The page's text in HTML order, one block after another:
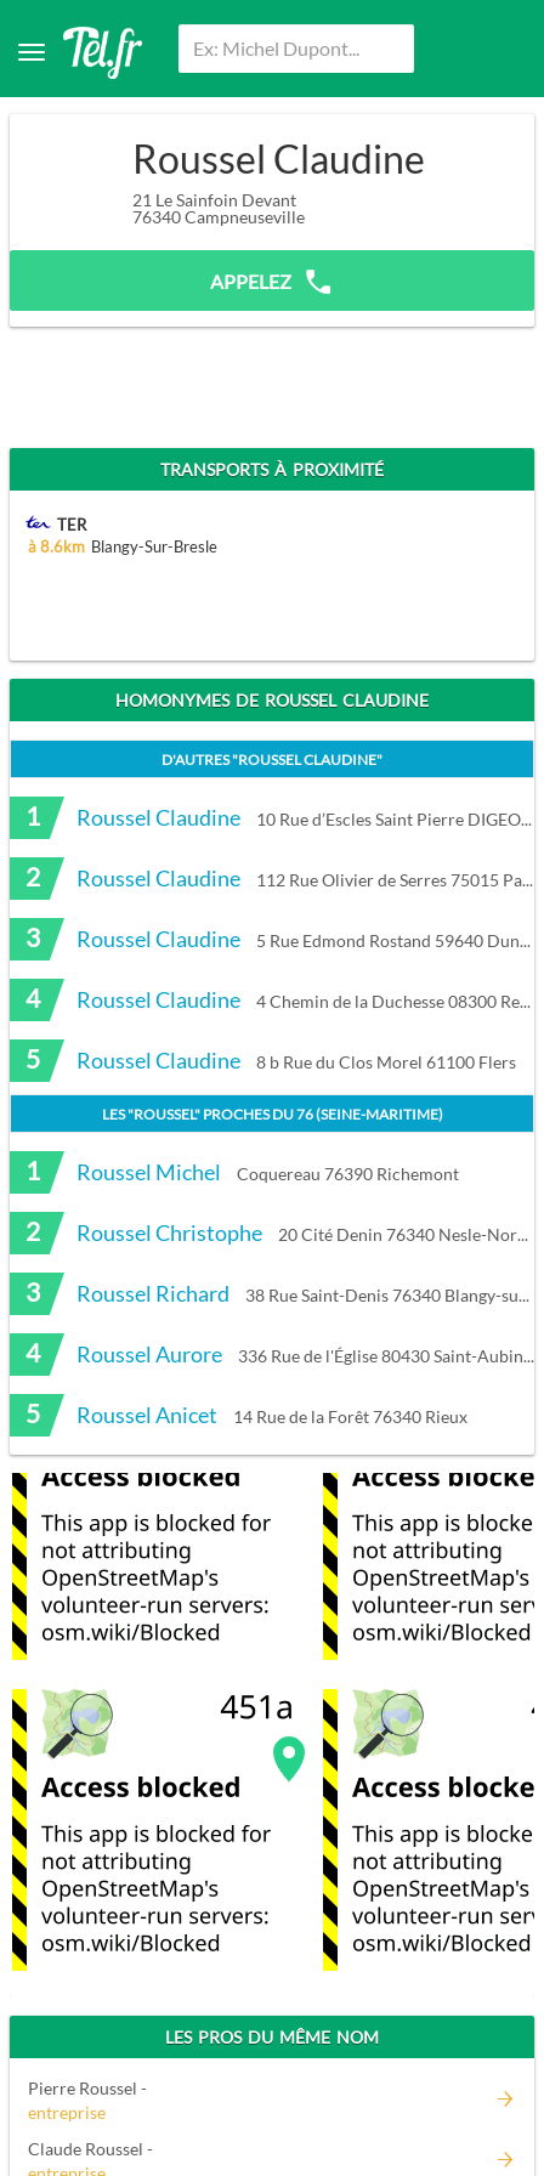
Roussel Claudine
21 Le Sainfoin Devant
76340Campneuseville
APPELEZ
TRANSPORTS À PROXIMITÉ
TER
à 8.6km Blangy-Sur-Bresle
HOMONYMES DE ROUSSEL CLAUDINE
D'AUTRES "ROUSSEL CLAUDINE"
1 Roussel Claudine 10 Rue d’Escles Saint Pierre DIGEON 80290 Morvillers-Saint-Saturnin
2 Roussel Claudine 112 Rue Olivier de Serres 75015 Paris
3 Roussel Claudine 5 Rue Edmond Rostand 59640 Dunkerque
4 Roussel Claudine 4 Chemin de la Duchesse 08300 Rethel
5 Roussel Claudine 8 b Rue du Clos Morel 61100 Flers
LES "ROUSSEL" PROCHES DU76 (SEINE-MARITIME)
1 Roussel Michel Coquereau 76390 Richemont
2 Roussel Christophe 20 Cité Denin 76340 Nesle-Normandeuse
3 Roussel Richard 38 Rue Saint-Denis 76340 Blangy-sur-Bresle
4 Roussel Aurore 336 Rue de l'Église 80430 Saint-Aubin-Rivière
5 Roussel Anicet 14 Rue de la Forêt 76340 Rieux
LES PROS DU MÊME NOM
Pierre Roussel -
entreprise
Claude Roussel -